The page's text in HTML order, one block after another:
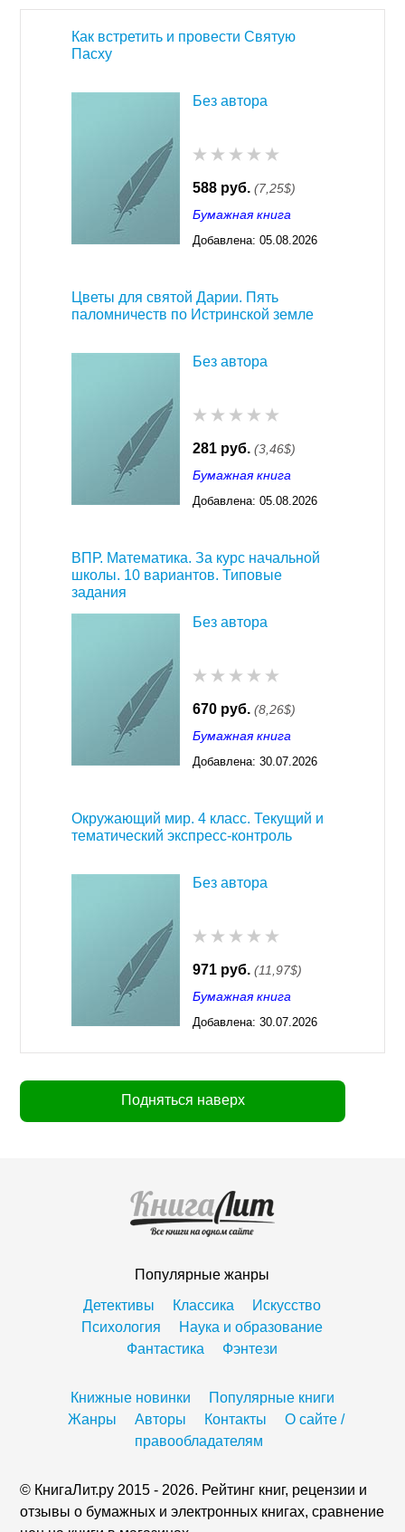
Как встретить и провести Святую
Пасху
Без автора
588 руб. (7,25$)
Бумажная книга
Добавлена: 05.08.2026
Цветы для святой Дарии. Пять
паломничеств по Истринской земле
Без автора
281 руб. (3,46$)
Бумажная книга
Добавлена: 05.08.2026
ВПР. Математика. За курс начальной
школы. 10 вариантов. Типовые
задания
Без автора
670 руб. (8,26$)
Бумажная книга
Добавлена: 30.07.2026
Окружающий мир. 4 класс. Текущий и
тематический экспресс-контроль
Без автора
971 руб. (11,97$)
Бумажная книга
Добавлена: 30.07.2026
Подняться наверх
Популярные жанры
Детективы
Классика
Искусство
Психология
Наука и образование
Фантастика
Фэнтези
Книжные новинки
Популярные книги
Жанры
Авторы Контакты
О сайте /
правообладателям
© КнигаЛит.ру 2015 - 2026. Рейтинг книг, рецензии и
отзывы о бумажных и электронных книгах, сравнение